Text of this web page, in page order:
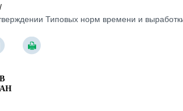
/
Типовых норм времени и